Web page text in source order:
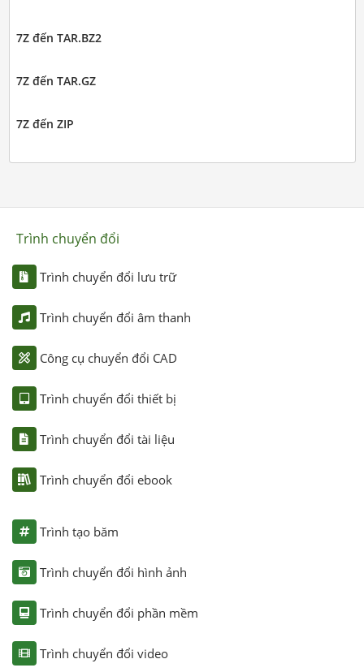
7Z đến TAR.BZ2
7Z đến TAR.GZ
7Z đến ZIP
Trình chuyển đổi
Trình chuyển đổi lưu trữ
Trình chuyển đổi âm thanh
Công cụ chuyển đổi CAD
Trình chuyển đổi thiết bị
Trình chuyển đổi tài liệu
Trình chuyển đổi ebook
Trình tạo băm
Trình chuyển đổi hình ảnh
Trình chuyển đổi phần mềm
Trình chuyển đổi video